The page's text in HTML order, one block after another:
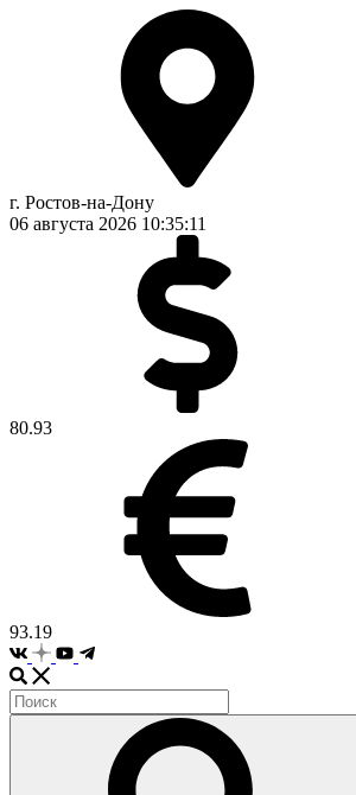
г. Ростов-на-Дону
06 августа 2026 10:35:12
80.93
93.19